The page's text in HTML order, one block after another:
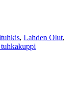
, Lahden Olut,